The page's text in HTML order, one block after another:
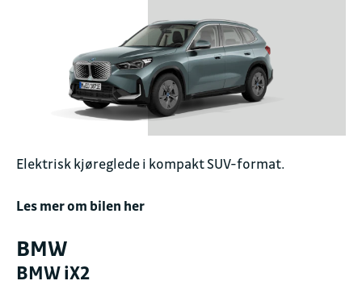
Elektrisk kjøreglede i kompakt SUV-format.
Les mer om bilen her
BMW
BMW iX2